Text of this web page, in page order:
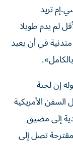
تريد
لم يدم طويلا
في أن يعيد
إن ​لجنة
السفن الأمريكية
إلى مضيق
تصل إلى